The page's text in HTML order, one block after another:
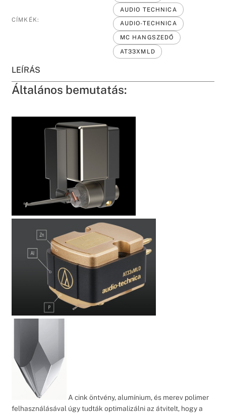
AUDIO TECHNICA
CÍMKÉK:
AUDIO-TECHNICA
MC HANGSZEDŐ
AT33XMLD
LEÍRÁS
Általános bemutatás:
A cink öntvény, alumínium, és merev polimer
felhasználásával úgy tudták optimalizálni az átvitelt, hogy a